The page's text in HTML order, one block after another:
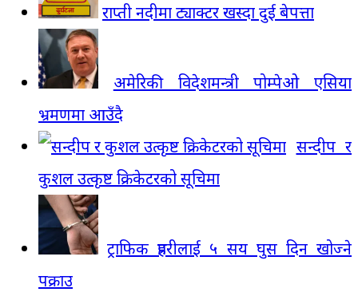
राप्ती नदीमा ट्याक्टर खस्दा दुई बेपत्ता
अमेरिकी विदेशमन्त्री पोम्पेओ एसिया
भ्रमणमा आउँदै
सन्दीप र
कुशल उत्कृष्ट क्रिकेटरको सूचिमा
ट्राफिक प्रहरीलाई ५ सय घुस दिन खोज्ने
पक्राउ